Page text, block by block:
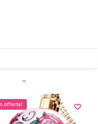
offerta!